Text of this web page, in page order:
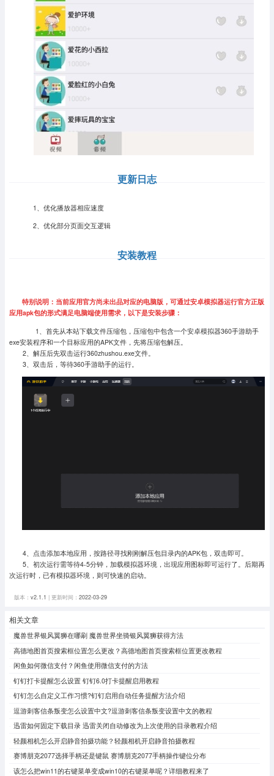
更新日志
1、优化播放器相应速度
2、优化部分页面交互逻辑
安装教程
特别说明：当前应用官方尚未出品对应的电脑版，可通过安卓模拟器运行官方正版
应用apk包的形式满足电脑端使用需求，以下是安装步骤：
1、首先从本站下载文件压缩包，压缩包中包含一个安卓模拟器360手游助手
exe安装程序和一个目标应用的APK文件，先将压缩包解压。
2、解压后先双击运行360zhushou.exe文件。
3、双击后，等待360手游助手的运行。
4、点击添加本地应用，按路径寻找刚刚解压包目录内的APK包，双击即可。
5、初次运行需等待4-5分钟，加载模拟器环境，出现应用图标即可运行了。 后期再
次运行时，已有模拟器环境，则可快速的启动。
版本： v2.1.1 | 更新时间： 2022-03-29
相关文章
魔兽世界银风翼狮在哪刷 魔兽世界坐骑银风翼狮获得方法
高德地图首页搜索框位置怎么更改？高德地图首页搜索框位置更改教程
闲鱼如何微信支付？闲鱼使用微信支付的方法
钉钉打卡提醒怎么设置 钉钉6.0打卡提醒启用教程
钉钉怎么自定义工作习惯?钉钉启用自动任务提醒方法介绍
逗游刺客信条叛变怎么设置中文?逗游刺客信条叛变设置中文的教程
迅雷如何固定下载目录 迅雷关闭自动修改为上次使用的目录教程介绍
轻颜相机怎么开启静音拍摄功能？轻颜相机开启静音拍摄教程
赛博朋克2077选择手柄还是键鼠 赛博朋克2077手柄操作键位分布
该怎么把win11的右键菜单变成win10的右键菜单呢？详细教程来了